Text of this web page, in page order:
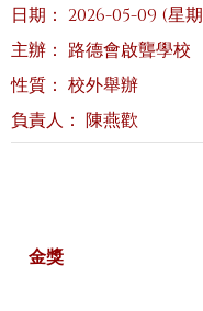
日期： 2026-05-09 (星
主辦： 路德會啟聾學校
性質： 校外舉辦
負責人： 陳燕歡
金獎